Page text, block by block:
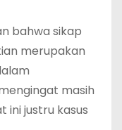
bahwa sikap
merupakan
masih
ini justru kasus